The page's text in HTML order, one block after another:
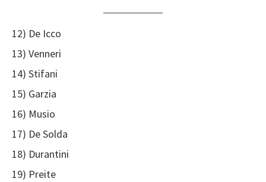
12) De Icco
13) Venneri
14) Stifani
15) Garzia
16) Musio
17) De Solda
18) Durantini
19) Preite